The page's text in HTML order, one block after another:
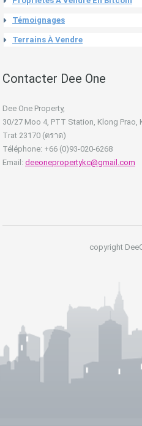
Témoignages
Terrains À Vendre
Contacter Dee One
Dee One Property,
30/27 Moo 4, PTT Station, Klong Prao,
Trat 23170 (ตราด)
Téléphone: +66 (0)93-020-6268
Email: deeonepropertykc@gmail.com
copyright